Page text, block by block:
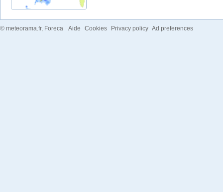
© meteorama.fr, Foreca Aide Cookies Privacy policy Ad preferences